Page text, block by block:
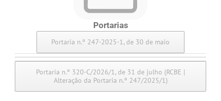
Portarias
Portaria n.º 247-2025-1, de 30 de maio
Portaria n.º 320-C/2026/1, de 31 de julho (RCBE |
Alteração da Portaria n.º 247/2025/1)